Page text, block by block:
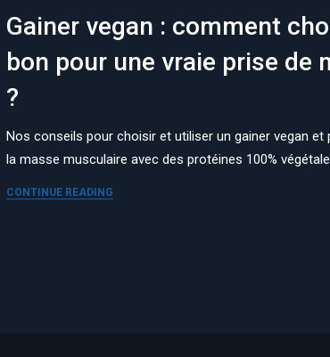
Gainer vegan : comment
bon pour une vraie prise de
?
Nos conseils pour choisir et utiliser un gainer vegan et
la masse musculaire avec des protéines 100%
CONTINUE READING